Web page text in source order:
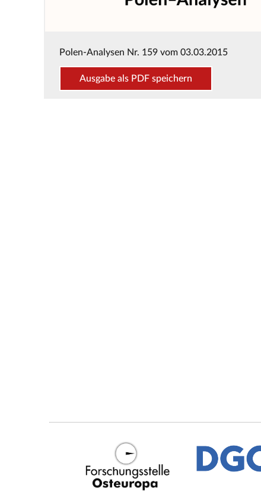
Polen-Analysen Nr. 159 vom 03.03.2015
Ausgabe als PDF speichern